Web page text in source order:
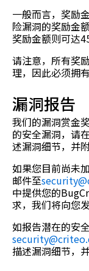
一般而言，奖励
险漏洞的奖励金
奖励金额则可达
请注意，所有奖
理，因此必须拥
漏洞报告
我们的漏洞赏金
的安全漏洞，请
述漏洞细节，并
如果您目前尚未
邮件至
中提供您的
求，我们将向您
如报告潜在的安
描述漏洞细节，